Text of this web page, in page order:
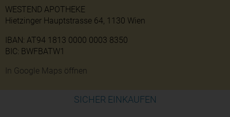
WESTEND APOTHEKE
Hietzinger Hauptstrasse 64, 1130 Wien
IBAN: AT94 1813 0000 0003 8350
BIC: BWFBATW1
In Google Maps öffnen
SICHER EINKAUFEN